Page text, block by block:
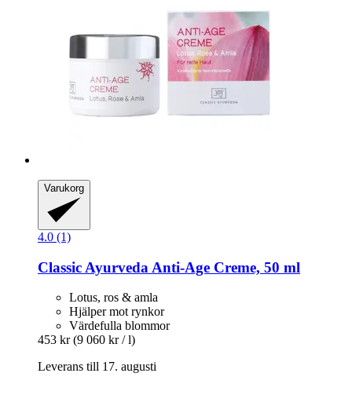
Varukorg
4.0 (1)
Classic Ayurveda Anti-​Age Creme, 50 ml
Lotus, ros & amla
Hjälper mot rynkor
Värdefulla blommor
453 kr (9 060 kr / l)
Leverans till 17. augusti